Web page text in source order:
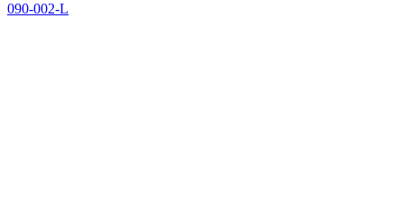
090-002-L